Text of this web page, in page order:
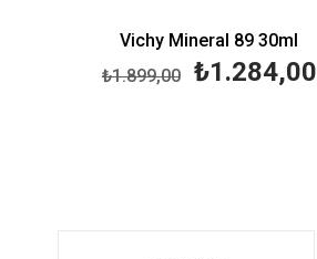
Vichy Mineral 89 30ml
₺1.284,00
₺1.899,00